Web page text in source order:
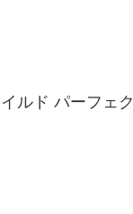
ルド パーフェク